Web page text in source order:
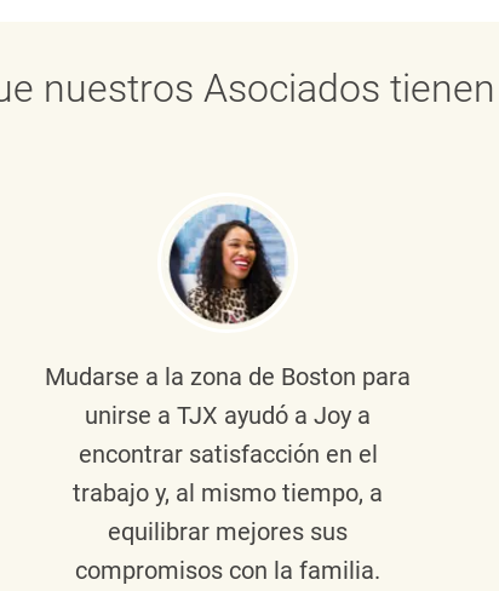
nuestros Asociados
Mudarse a la zona de Boston para
unirse a TJX ayudó a Joy a
encontrar satisfacción en el
trabajo y, al mismo tiempo, a
equilibrar mejores sus
compromisos con la familia.